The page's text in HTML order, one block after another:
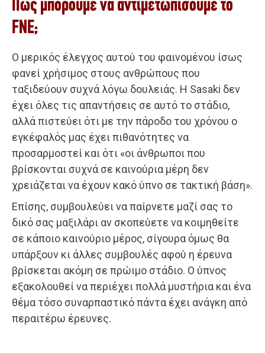
Πώς μπορούμε να αντιμετωπίσουμε το
FNE;
Ο μερικός έλεγχος αυτού του φαινομένου ίσως
φανεί χρήσιμος στους ανθρώπους που
ταξιδεύουν συχνά λόγω δουλειάς. Η Sasaki δεν
έχει όλες τις απαντήσεις σε αυτό το στάδιο,
αλλά πιστεύει ότι με την πάροδο του χρόνου ο
εγκέφαλός μας έχει πιθανότητες να
προσαρμοστεί και ότι «οι άνθρωποι που
βρίσκονται συχνά σε καινούρια μέρη δεν
χρειάζεται να έχουν κακό ύπνο σε τακτική βάση».
Επίσης, συμβουλεύει να παίρνετε μαζί σας το
δικό σας μαξιλάρι αν σκοπεύετε να κοιμηθείτε
σε κάποιο καινούριο μέρος, σίγουρα όμως θα
υπάρξουν κι άλλες συμβουλές αφού η έρευνα
βρίσκεται ακόμη σε πρώιμο στάδιο. Ο ύπνος
εξακολουθεί να περιέχει πολλά μυστήρια και ένα
θέμα τόσο συναρπαστικό πάντα έχει ανάγκη από
περαιτέρω έρευνες.